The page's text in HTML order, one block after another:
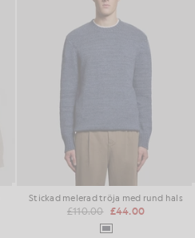
Stickad melerad tröja med rund hals
£110.00 £44.00